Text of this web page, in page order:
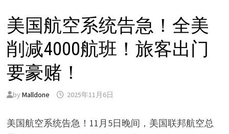
美国航空系统告急！全美
削减4000航班！旅客出门
要豪赌！
by Malldone 2025年11月6日
美国航空系统告急！11月5日晚间，美国联邦航空总